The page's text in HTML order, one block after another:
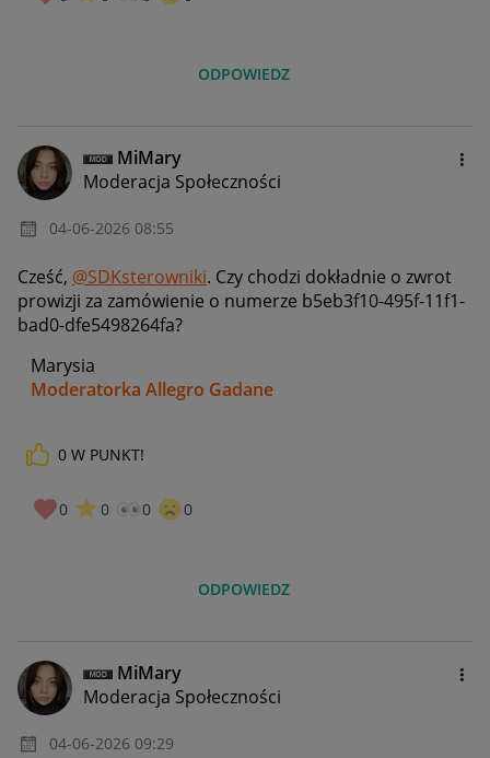
ODPOWIEDZ
MiMary
Moderacja Społeczności
‎04-06-2026 08:55
Cześć, @SDKsterowniki. Czy chodzi dokładnie o zwrot
prowizji za zamówienie o numerze b5eb3f10-495f-11f1-
bad0-dfe5498264fa?
Marysia
Moderatorka Allegro Gadane
0 W PUNKT!
0 0 0 0
ODPOWIEDZ
MiMary
Moderacja Społeczności
‎04-06-2026 09:29